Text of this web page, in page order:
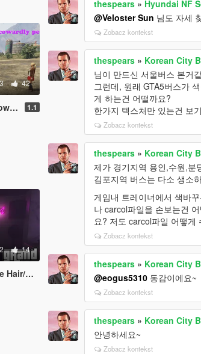
42
1.1
14
pack
thespears » Hyundai NF
@Veloster Sun 님도 자세
Zobacz kontekst
thespears » Korean City
님이 만드신 서울버스 본거
그런데, 원래 GTA5버스가
게 하는건 어떨까요?
한가지 텍스처만 있는건 보
Zobacz kontekst
thespears » Korean City
제가 경기지역 용인,수원,분
김포지역 버스는 다소 생소
게임내 트레이너에서 색바
나 carcol파일을 손보는건
요? 저도 carcol파일 어떻게
Zobacz kontekst
thespears » Korean City
@eogus5310 동감이에요~
Zobacz kontekst
thespears » Korean City
안녕하세요~
Zobacz kontekst